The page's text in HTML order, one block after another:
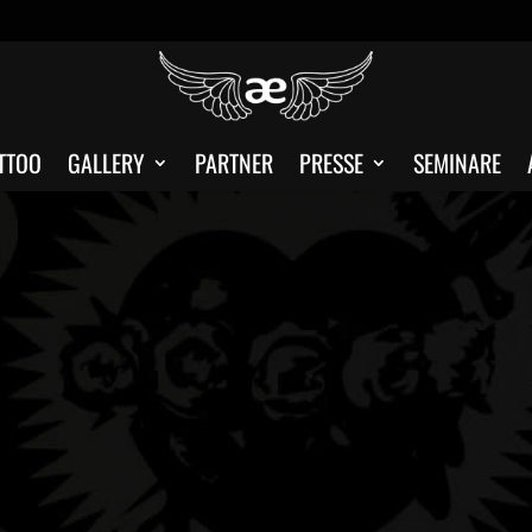
GALLERY PARTNER PRESSE SEMINARE